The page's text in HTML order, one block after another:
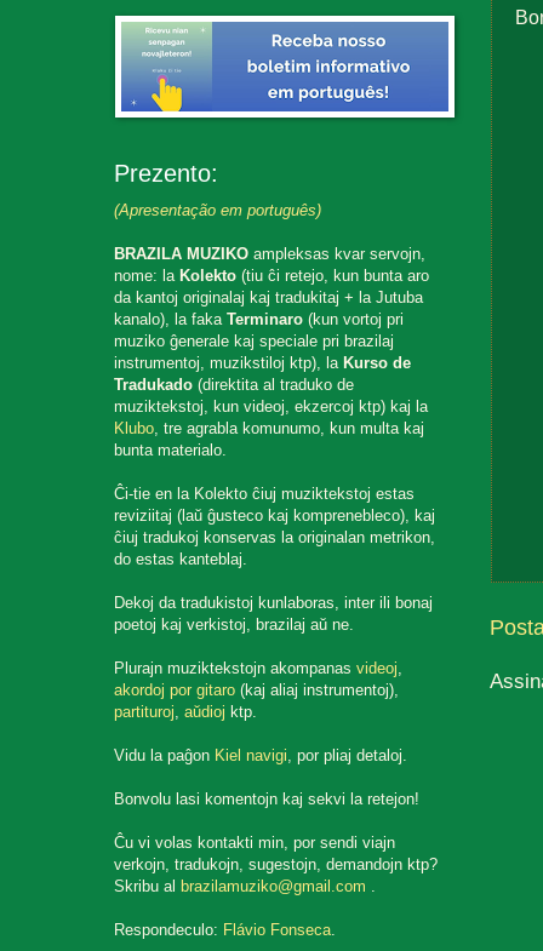
Prezento:
(Apresentação em português)
BRAZILA MUZIKO ampleksas kvar servojn,
nome: la Kolekto (tiu ĉi retejo, kun bunta aro
da kantoj originalaj kaj tradukitaj + la Jutuba
kanalo), la fakaTerminaro (kun vortoj pri
muziko ĝenerale kaj speciale pri brazilaj
instrumentoj, muzikstiloj ktp), la Kurso de
Tradukado (direktita al traduko de
muziktekstoj, kun videoj, ekzercoj ktp) kaj la
Klubo, tre agrabla komunumo, kun multa kaj
bunta materialo.
Ĉi-tie en la Kolekto ĉiuj muziktekstoj estas
reviziitaj (laŭ ĝusteco kaj komprenebleco), kaj
ĉiuj tradukoj konservas la originalan metrikon,
do estas kanteblaj.
Dekoj da tradukistoj kunlaboras, inter ili bonaj
poetoj kaj verkistoj, brazilaj aŭ ne.
Plurajn muziktekstojn akompanasvideoj,
akordoj por gitaro (kaj aliaj instrumentoj),
partituroj,aŭdioj ktp.
Vidu la paĝon Kiel navigi, por pliaj detaloj.
Bonvolu lasi komentojn kaj sekvi la retejon!
Ĉu vi volas kontakti min, por sendi viajn
verkojn, tradukojn, sugestojn, demandojn ktp?
Skribu al brazilamuziko@gmail.com .
Respondeculo: Flávio Fonseca.